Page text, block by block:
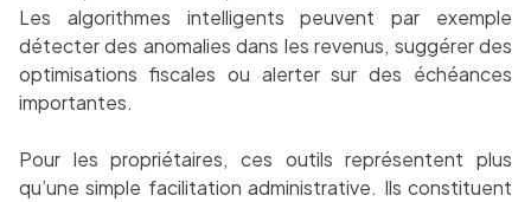
Les algorithmes intelligents peuvent par exemple
détecter des anomalies dans les revenus, suggérer des
optimisations fiscales ou alerter sur des échéances
importantes.
Pour les propriétaires, ces outils représentent plus
qu’une simple facilitation administrative. Ils constituent